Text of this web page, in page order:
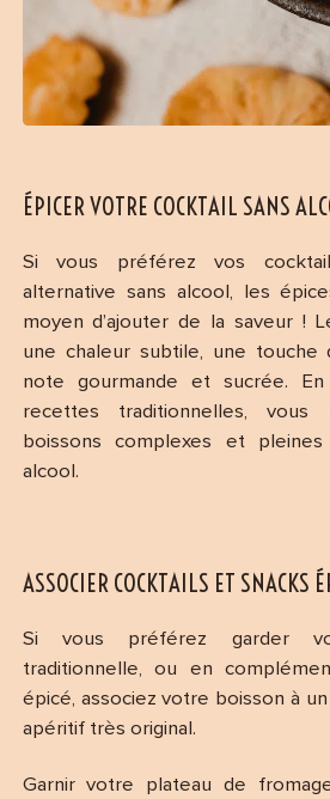
ÉPICER VOTRE COCKTAIL SANS
Si vous préférez vos
alternative sans alcool, les
moyen d’ajouter de la saveur !
une chaleur subtile, une touche
note gourmande et sucrée.
recettes traditionnelles,
boissons complexes et
alcool.
ASSOCIER COCKTAILS ET SNACKS
Si vous préférez garder
traditionnelle, ou en
épicé, associez votre boisson à
apéritif très original.
Garnir votre plateau de